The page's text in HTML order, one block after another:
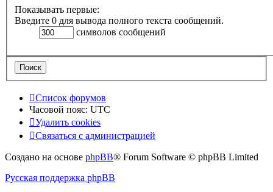
Показывать первые:
Введите 0 для вывода полного текста сообщений.
символов сообщений
Список форумов
Часовой пояс: UTC
Удалить cookies
Связаться
администрацией
Связаться с администрацией
Создано на основе phpBB® Forum Software © phpBB Limited
Русская поддержка phpBB